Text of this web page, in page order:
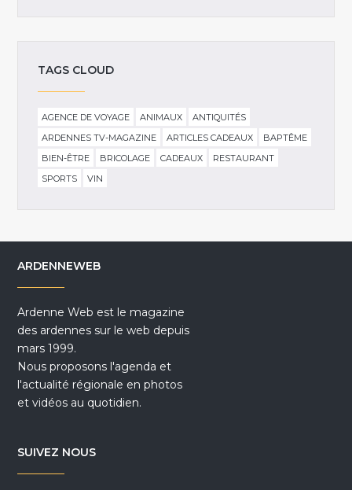
TAGS CLOUD
AGENCE DE VOYAGE ANIMAUX
ANTIQUITÉS
ARDENNES TV-MAGAZINE
ARTICLES CADEAUX
BAPTÊME
BIEN-ÊTRE
BRICOLAGE CADEAUX
RESTAURANT
SPORTS
VIN
ARDENNEWEB
Ardenne Web est le magazine
des ardennes sur le web depuis
mars 1999.
Nous proposons l'agenda et
l'actualité régionale en photos
et vidéos au quotidien.
SUIVEZ NOUS